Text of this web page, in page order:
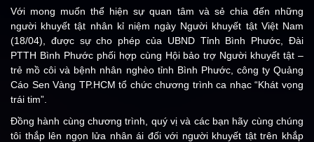
Với mong muốn thể hiện sự quan tâm và sẻ chia đến những
người khuyết tật nhân kỉ niệm ngày Người khuyết tật Việt Nam
(18/04), được sự cho phép của UBND Tỉnh Bình Phước, Đài
PTTH Bình Phước phối hợp cùng Hội bảo trợ Người khuyết tật –
trẻ mồ côi và bệnh nhân nghèo tỉnh Bình Phước, công ty Quảng
Cáo Sen Vàng TP.HCM tổ chức chương trình ca nhạc “Khát vọng
trái tim”.
Đồng hành cùng chương trình, quý vị và các bạn hãy cùng chúng
tôi thắp lên ngọn lửa nhân ái đối với người khuyết tật trên khắp